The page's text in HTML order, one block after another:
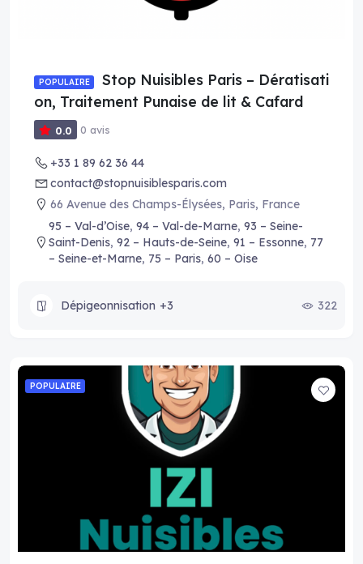
POPULAIRE
Stop Nuisibles Paris – Dératisati
on, Traitement Punaise de lit & Cafard
0.0 0 avis
+33 1 89 62 36 44
contact@stopnuisiblesparis.com
66 Avenue des Champs-Élysées, Paris, France
95 – Val-d’Oise, 94 – Val-de-Marne, 93 – Seine-
Saint-Denis, 92 – Hauts-de-Seine, 91 – Essonne, 77
– Seine-et-Marne, 75 – Paris, 60 – Oise
Dépigeonnisation +3 322
POPULAIRE